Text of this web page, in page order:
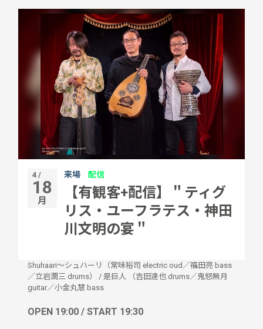
4 /
18
月
来場 配信
【有観客+配信】＂ティグ
リス・ユーフラテス・神田
川文明の宴＂
Shuhaari〜シュハーリ（常味裕司 electric oud／福田亮 bass
／立岩潤三 drums）
/ 是巨人 （吉田達也 drums／鬼怒無月
guitar／小金丸慧 bass
OPEN 19:00 / START 19:30